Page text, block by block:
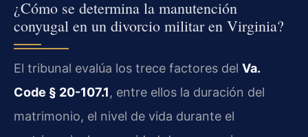
¿Cómo se determina la manutención
conyugal en un divorcio militar en Virginia?
El tribunal evalúa los trece factores del Va.
Code § 20-107.1, entre ellos la duración del
matrimonio, el nivel de vida durante el